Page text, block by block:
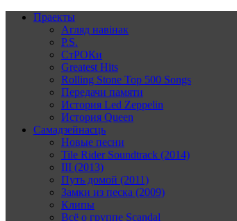
Праекты
Агляд навінак
P.S.
СтРОКи
Greatest Hits
Rolling Stone Top 500 Songs
Передачи памяти
История Led Zeppelin
История Queen
Самадзейнасць
Новые песни
Tile Rider Soundtrack (2014)
III (2013)
Путь домой (2011)
Замки из песка (2009)
Клипы
Всё о группе Scandal